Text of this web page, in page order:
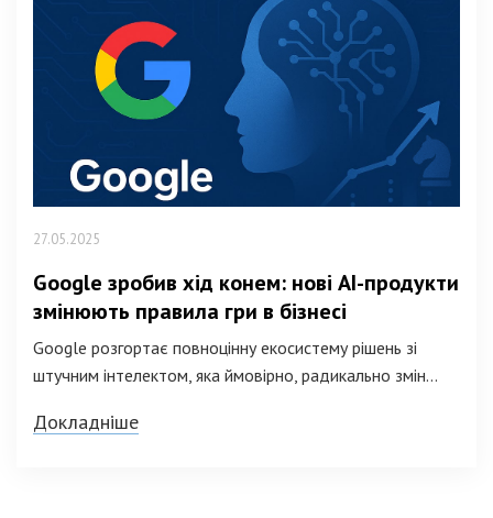
27.05.2025
Google зробив хід конем: нові АІ-продукти
змінюють правила гри в бізнесі
Google розгортає повноцінну екосистему рішень зі
штучним інтелектом, яка ймовірно, радикально змін...
Докладніше